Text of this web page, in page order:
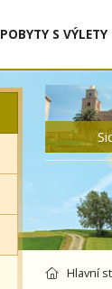
POBYTY S VÝLETY
Hlavní